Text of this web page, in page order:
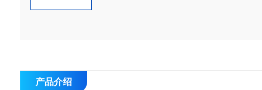
产品介绍